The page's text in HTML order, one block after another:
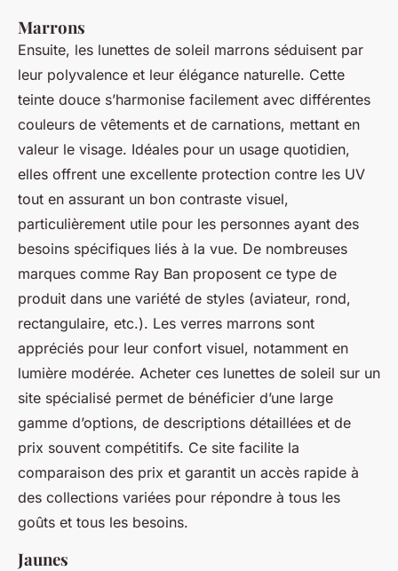
Marrons
Ensuite, les lunettes de soleil marrons séduisent par
leur polyvalence et leur élégance naturelle. Cette
teinte douce s’harmonise facilement avec différentes
couleurs de vêtements et de carnations, mettant en
valeur le visage. Idéales pour un usage quotidien,
elles offrent une excellente protection contre les UV
tout en assurant un bon contraste visuel,
particulièrement utile pour les personnes ayant des
besoins spécifiques liés à la vue. De nombreuses
marques comme Ray Ban proposent ce type de
produit dans une variété de styles (aviateur, rond,
rectangulaire, etc.). Les verres marrons sont
appréciés pour leur confort visuel, notamment en
lumière modérée. Acheter ces lunettes de soleil sur un
site spécialisé permet de bénéficier d’une large
gamme d’options, de descriptions détaillées et de
prix souvent compétitifs. Ce site facilite la
comparaison des prix et garantit un accès rapide à
des collections variées pour répondre à tous les
goûts et tous les besoins.
Jaunes